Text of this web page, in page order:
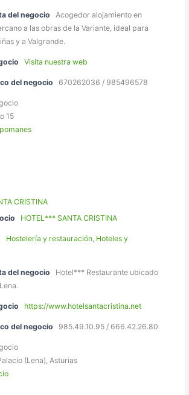
del negocio
Acogedor alojamiento en
a las obras de la Variante, ideal para
y a Valgrande.
Visita nuestra web
del negocio 670262036 / 985496578
15
HOTEL*** SANTA CRISTINA
Hostelería y restauración Hoteles y
del negocio
Hotel*** Restaurante ubicado
https://www.hotelsantacristina.net
del negocio 985.49.10.95 / 666.42.26.80
(Lena), Asturias